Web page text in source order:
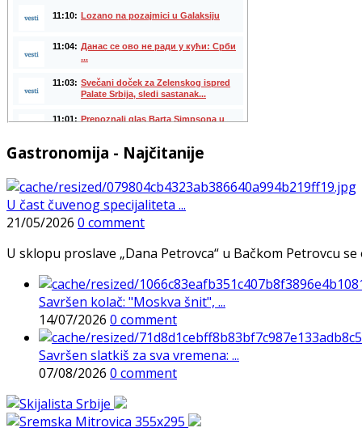
Gastronomija - Najčitanije
U čast čuvenog specijaliteta ...
21/05/2026 0 comment
U sklopu proslave „Dana Petrovca“ u Bačkom Petrovcu
Savršen kolač: "Moskva šnit", ...
14/07/2026 0 comment
Savršen slatkiš za sva vremena: ...
07/08/2026 0 comment